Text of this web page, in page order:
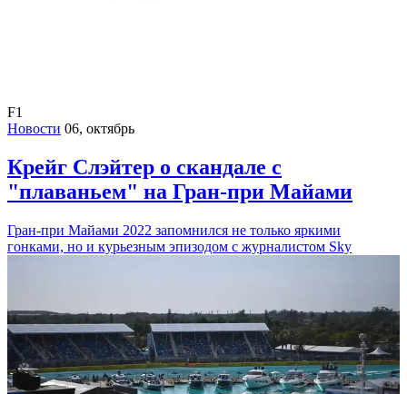
F1
Новости 06, октябрь
Крейг Слэйтер о скандале с
"плаваньем" на Гран-при Майами
Гран-при Майами 2022 запомнился не только яркими
гонками, но и курьезным эпизодом с журналистом Sky